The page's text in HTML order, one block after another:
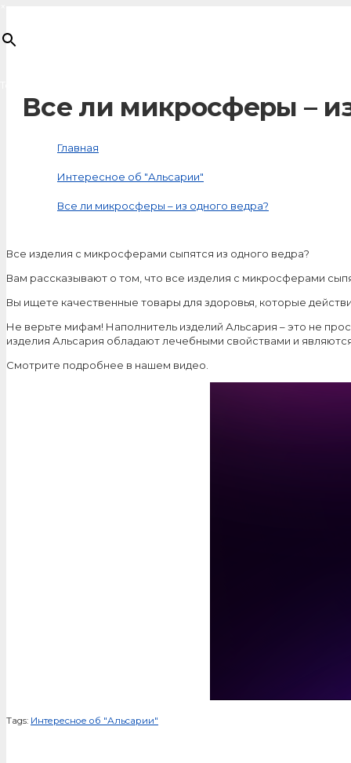
Все ли микросферы –
Главная
Интересное об "Альсарии"
Все ли микросферы – из одного ведра?
Все изделия с микроcферами сыпятся из одного ведра?
Вам рассказывают о том, что все изделия с микроcферами
Вы ищете качественные товары для здоровья, которые
Не верьте мифам! Наполнитель изделий Альсария – это не
изделия Альсария обладают лечебными свойствами и
Смотрите подробнее в нашем видео.
Tags: Интересное об "Альсарии"